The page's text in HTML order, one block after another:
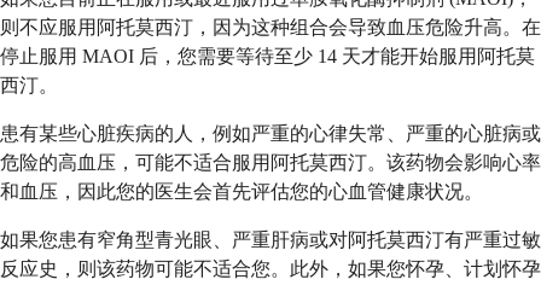
则不应服用阿托莫西汀，因为这种组合会导致血压危险升高。在
停止服用 MAOI 后，您需要等待至少 14 天才能开始服用阿托莫
西汀。
患有某些心脏疾病的人，例如严重的心律失常、严重的心脏病或
危险的高血压，可能不适合服用阿托莫西汀。该药物会影响心率
和血压，因此您的医生会首先评估您的心血管健康状况。
如果您患有窄角型青光眼、严重肝病或对阿托莫西汀有严重过敏
反应史，则该药物可能不适合您。此外，如果您怀孕、计划怀孕